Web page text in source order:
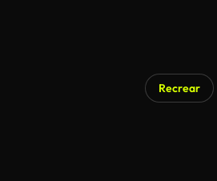
Recrear